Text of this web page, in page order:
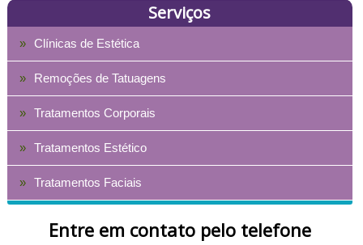
Serviços
Clínicas de Estética
Remoções de Tatuagens
Tratamentos Corporais
Tratamentos Estético
Tratamentos Faciais
Entre em contato pelo telefone